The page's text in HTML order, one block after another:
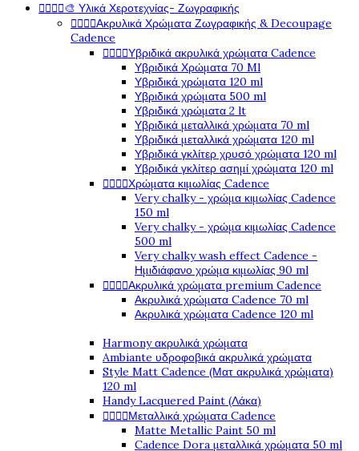
🎨 Υλικά Χεροτεχνίας- Ζωγραφικής
Ακρυλικά Χρώματα Ζωγραφικής & Decoupage
Cadence
Υβριδικά ακρυλικά χρώματα Cadence
Υβριδικά Χρώματα 70 Ml
Υβριδικά χρώματα 120 ml
Υβριδικά χρώματα 500 ml
Υβριδικά χρώματα 2 lt
Υβριδικά μεταλλικά χρώματα 70 ml
Υβριδικά μεταλλικά χρώματα 120 ml
Υβριδικά γκλίτερ χρυσό χρώματα 120 ml
Υβριδικά γκλίτερ ασημί χρώματα 120 ml
Χρώματα κιμωλίας Cadence
Very chalky - χρώμα κιμωλίας Cadence
150 ml
Very chalky - χρώμα κιμωλίας Cadence
500 ml
Very chalky wash effect Cadence -
Ημιδιάφανο χρώμα κιμωλίας 90 ml
Ακρυλικά χρώματα premium Cadence
Ακρυλικά χρώματα Cadence 70 ml
Ακρυλικά χρώματα Cadence 120 ml
Harmony ακρυλικά χρώματα
Ambiante υδροφοβικά ακρυλικά χρώματα
Style Matt Cadence (Ματ ακρυλικά χρώματα)
120 ml
Handy Lacquered Paint (Λάκα)
Μεταλλικά χρώματα Cadence
Matte Metallic Paint 50 ml
Cadence Dora μεταλλικά χρώματα 50 ml